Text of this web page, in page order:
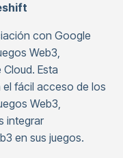
con Google
Web3,
Esta
fácil acceso de los
Web3,
integrar
en sus juegos.